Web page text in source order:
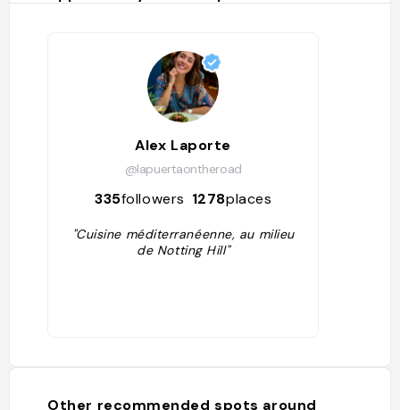
Alex Laporte
@lapuertaontheroad
335followers 1278places
"Cuisine méditerranéenne, au milieu
de Notting Hill"
Other recommended spots around